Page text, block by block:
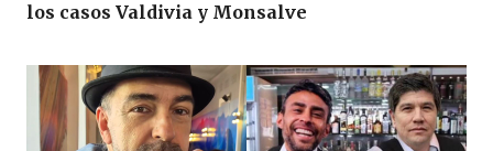
los casos Valdivia y Monsalve